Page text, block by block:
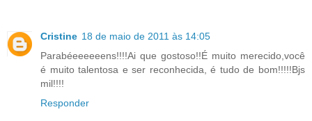
Cristine 18 de maio de 2011 às 14:05
Parabéeeeeeens!!!!Ai que gostoso!!É muito merecido,você
é muito talentosa e ser reconhecida, é tudo de bom!!!!!Bjs
mil!!!!
Responder